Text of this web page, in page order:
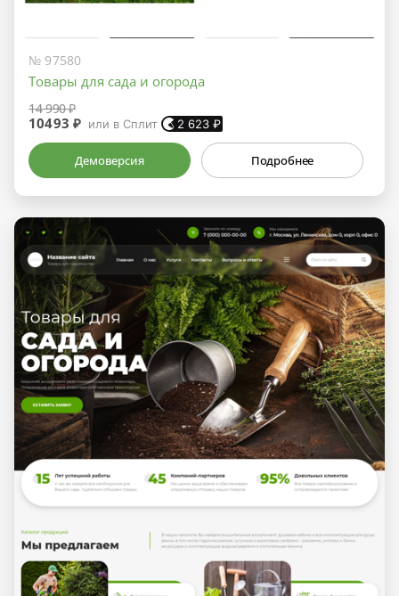
№ 97580
Товары для сада и огорода
14 990 ₽
10493 ₽ или в Сплит 2 623 ₽
Демоверсия Подробнее